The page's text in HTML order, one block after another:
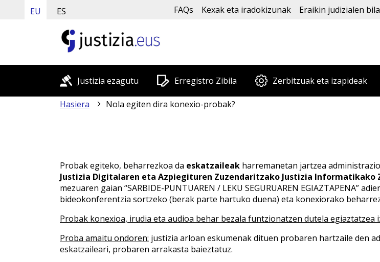
EU ES FAQs Kexak eta iradokizunak Eraikin judizialen
Justizia ezagutu Erregistro Zibila Zerbitzuak eta izapideak
Hasiera Nola egiten dira konexio-probak?
Probak egiteko, beharrezkoa da eskatzaileak harremanetan jartzea
Justizia Digitalaren eta Azpiegituren Zuzendaritzako Justizia Informatikako
mezuaren gaian “SARBIDE-PUNTUAREN / LEKU SEGURUAREN EGIAZTAPENA”
bideokonferentzia sortzeko (berak parte hartuko duena) eta konexiorako
Probak konexioa, irudia eta audioa behar bezala funtzionatzen dutela egiaztatzea
Proba amaitu ondoren: justizia arloan eskumenak dituen probaren hartzaile den
eskatzaileari, probaren arrakasta baieztatuz.